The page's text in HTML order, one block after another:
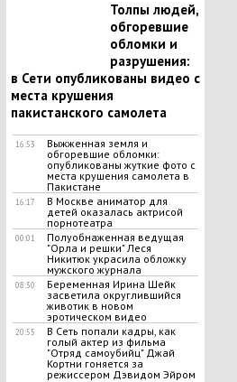
Толпы людей,
обгоревшие
обломки и
разрушения:
в Сети опубликованы видео с
места крушения
пакистанского самолета
16:53
Выжженная земля и
обгоревшие обломки:
опубликованы жуткие фото с
места крушения самолета в
Пакистане
16:17
В Москве аниматор для
детей оказалась актрисой
порнотеатра
00:01
Полуобнаженная ведущая
"Орла и решки" Леся
Никитюк украсила обложку
мужского журнала
08:30
Беременная Ирина Шейк
засветила округлившийся
животик в новом
эротическом видео
20:55
В Сеть попали кадры, как
голый актер из фильма
"Отряд самоубийц" Джай
Кортни гоняется за
режиссером Дэвидом Эйром